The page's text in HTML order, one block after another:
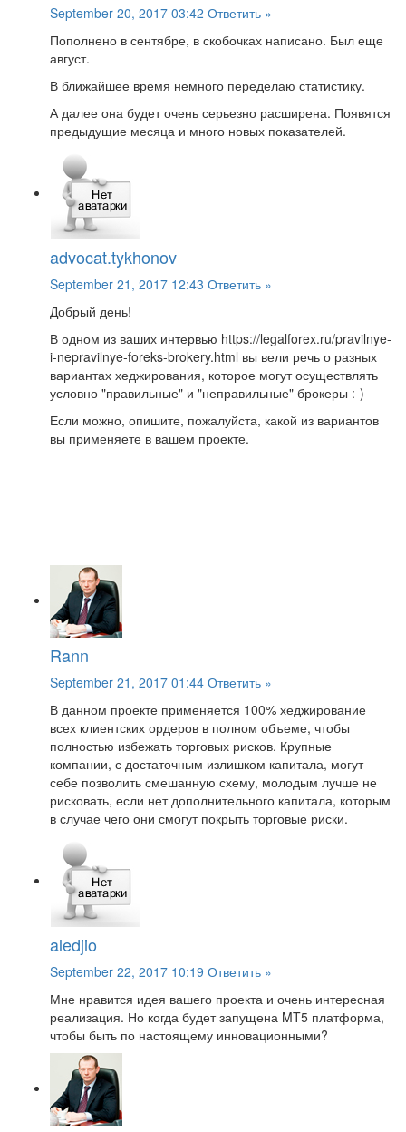
September 20, 2017 03:42 Ответить »
Пополнено в сентябре, в скобочках написано. Был еще
август.
В ближайшее время немного переделаю статистику.
А далее она будет очень серьезно расширена. Появятся
предыдущие месяца и много новых показателей.
advocat.tykhonov
September 21, 2017 12:43 Ответить »
Добрый день!
В одном из ваших интервью https://legalforex.ru/pravilnye-
i-nepravilnye-foreks-brokery.html вы вели речь о разных
вариантах хеджирования, которое могут осуществлять
условно "правильные" и "неправильные" брокеры :-)
Если можно, опишите, пожалуйста, какой из вариантов
вы применяете в вашем проекте.
Rann
September 21, 2017 01:44 Ответить »
В данном проекте применяется 100% хеджирование
всех клиентских ордеров в полном объеме, чтобы
полностью избежать торговых рисков. Крупные
компании, с достаточным излишком капитала, могут
себе позволить смешанную схему, молодым лучше не
рисковать, если нет дополнительного капитала, которым
в случае чего они смогут покрыть торговые риски.
aledjio
September 22, 2017 10:19 Ответить »
Мне нравится идея вашего проекта и очень интересная
реализация. Но когда будет запущена MT5 платформа,
чтобы быть по настоящему инновационными?